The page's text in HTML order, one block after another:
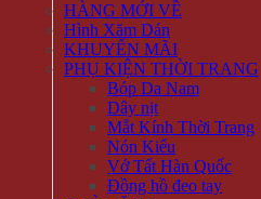
HÀNG MỚI VỀ
Hình Xăm Dán
KHUYẾN MÃI
PHỤ KIỆN THỜI TRANG
Bóp Da Nam
Dây nịt
Mắt Kính Thời Trang
Nón Kiểu
Vớ Tất Hàn Quốc
Đồng hồ đeo tay